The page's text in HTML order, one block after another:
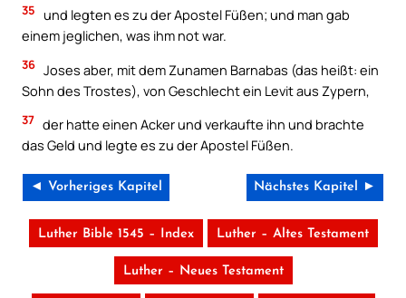
35 und legten es zu der Apostel Füßen; und man gab
einem jeglichen, was ihm not war.
36 Joses aber, mit dem Zunamen Barnabas (das heißt: ein
Sohn des Trostes), von Geschlecht ein Levit aus Zypern,
37 der hatte einen Acker und verkaufte ihn und brachte
das Geld und legte es zu der Apostel Füßen.
◄ Vorheriges Kapitel Nächstes Kapitel ►
Luther Bible 1545 – Index Luther – Altes Testament
Luther – Neues Testament